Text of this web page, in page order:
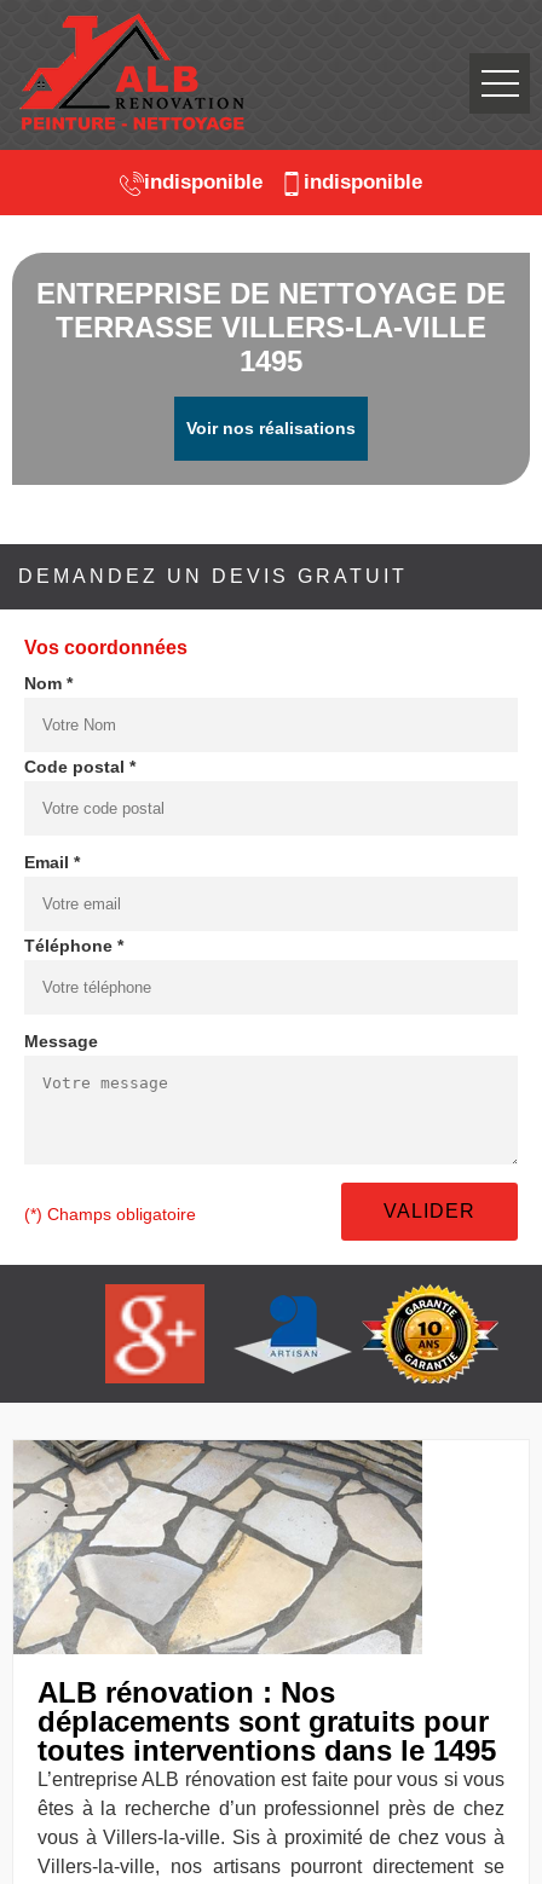
indisponible indisponible
ENTREPRISE DE NETTOYAGE DE
TERRASSE VILLERS-LA-VILLE
1495
Voir nos réalisations
DEMANDEZ UN DEVIS GRATUIT
Vos coordonnées
Nom *
Code postal *
Email *
Téléphone *
Message
(*) Champs obligatoire
ALB rénovation : Nos
déplacements sont gratuits pour
toutes interventions dans le 1495
L’entreprise ALB rénovation est faite pour vous si vous
êtes à la recherche d’un professionnel près de chez
vous à Villers-la-ville. Sis à proximité de chez vous à
Villers-la-ville, nos artisans pourront directement se